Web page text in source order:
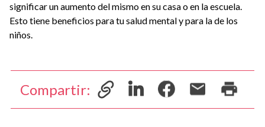
significar un aumento del mismo en su casa o en la escuela.
Esto tiene beneficios para tu salud mental y para la de los
niños.
Compartir: